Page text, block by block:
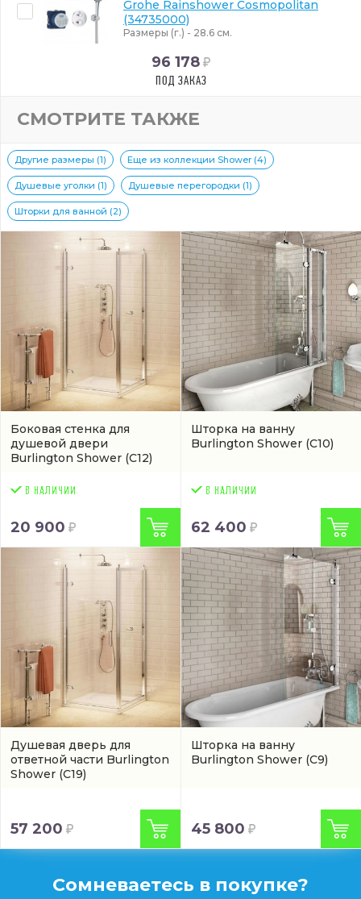
Grohe Rainshower Cosmopolitan
(34735000)
Размеры (г.) - 28.6 см.
96 178
ПОД ЗАКАЗ
СМОТРИТЕ ТАКЖЕ
Другие размеры (1) Еще из коллекции Shower (4)
Душевые уголки (1) Душевые перегородки (1)
Шторки для ванной (2)
Боковая стенка для
душевой двери
Burlington Shower (C12)
20 900
Шторка на ванну
Burlington Shower (C10)
62 400
Душевая дверь для
ответной части Burlington
Shower (C19)
57 200
Шторка на ванну
Burlington Shower (C9)
45 800
Сомневаетесь в покупке?